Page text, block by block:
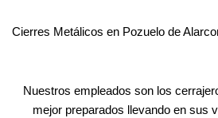
Cierres Metálicos en Pozuelo de
Nuestros empleados son los
mejor preparados llevando en sus